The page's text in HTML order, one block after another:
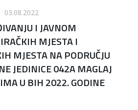
I JAVNOM
MJESTA I
MJESTA NA PODRUČJU
JEDINICE 042A MAGLAJ
U BIH 2022. GODINE